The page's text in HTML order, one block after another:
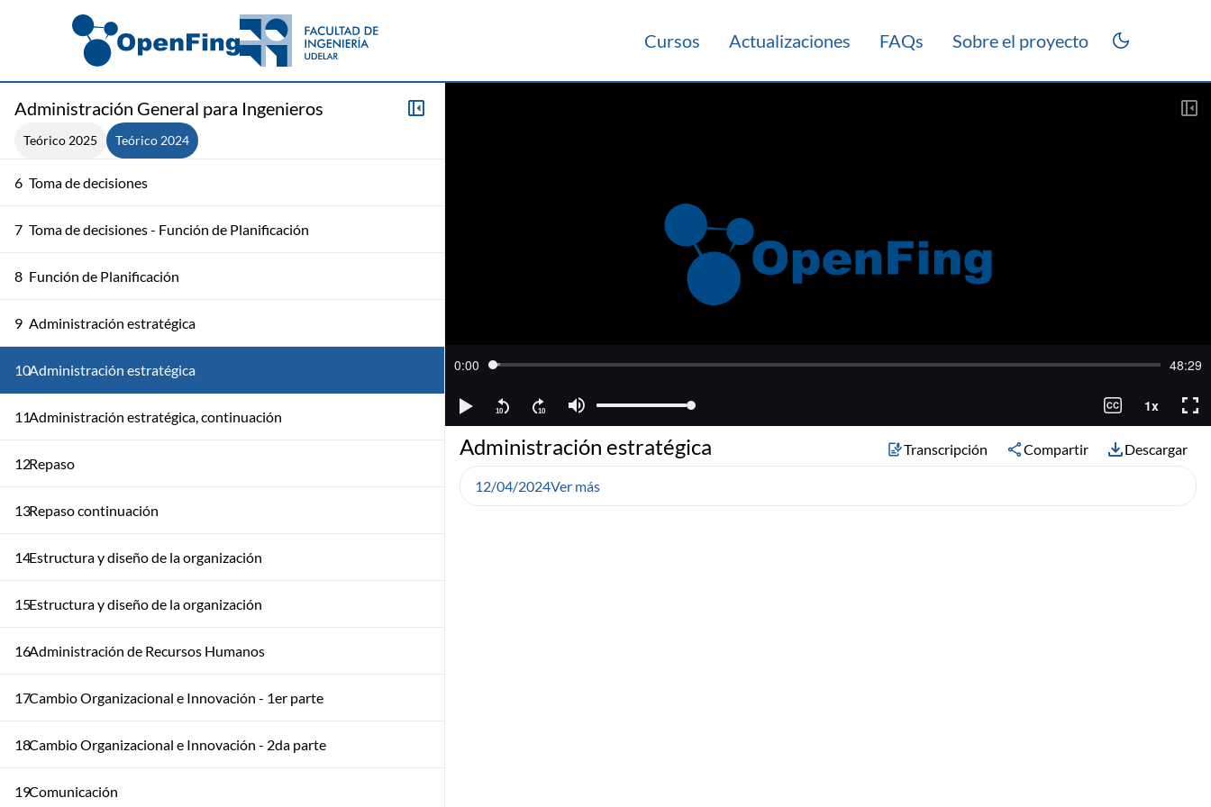
Cursos Actualizaciones FAQs Sobre el proyecto
Administración General para Ingenieros
Teórico 2025 Teórico 2024
6 Toma de decisiones
7 Toma de decisiones - Función de Planificación
8 Función de Planificación
9 Administración estratégica
10Administración estratégica
11Administración estratégica, continuación
12Repaso
13Repaso continuación
14Estructura y diseño de la organización
15Estructura y diseño de la organización
16Administración de Recursos Humanos
17Cambio Organizacional e Innovación - 1er parte
18Cambio Organizacional e Innovación - 2da parte
19Comunicación
Administración estratégica Transcripción Compartir Descargar
12/04/2024Ver más